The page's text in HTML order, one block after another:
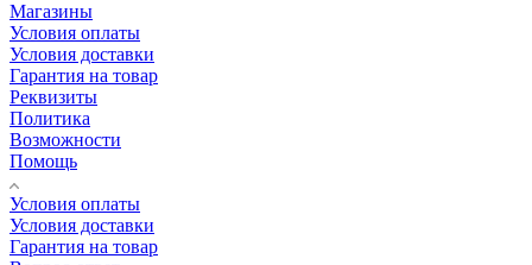
Магазины
Условия оплаты
Условия доставки
Гарантия на товар
Реквизиты
Политика
Возможности
Помощь
Условия оплаты
Условия доставки
Гарантия на товар